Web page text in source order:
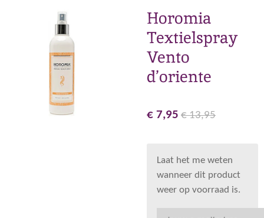
Horomia
Textielspray
Vento
d’oriente
€ 7,95 € 13,95
Laat het me weten
wanneer dit product
weer op voorraad is.